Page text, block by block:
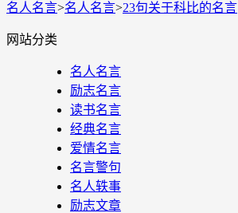
名人名言>名人名言>23句关于科比的名言
网站分类
名人名言
励志名言
读书名言
经典名言
爱情名言
名言警句
名人轶事
励志文章